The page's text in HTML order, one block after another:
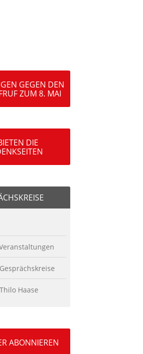
GEGEN DEN
ZUM 8. MAI
DIE
Haase
ABONNIEREN